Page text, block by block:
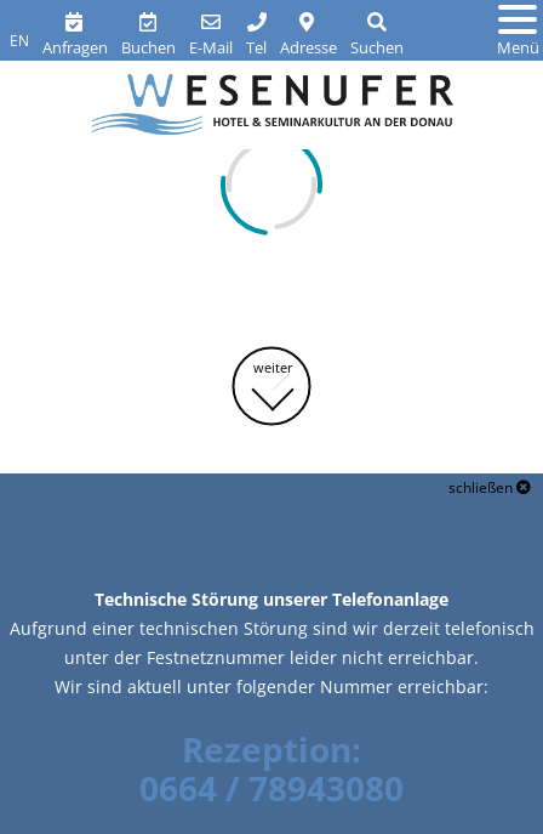
EN Anfragen Buchen E-Mail Tel Adresse Suchen Menü
weiter
schließen
Technische Störung unserer Telefonanlage
Aufgrund einer technischen Störung sind wir derzeit telefonisch
unter der Festnetznummer leider nicht erreichbar.
Wir sind aktuell unter folgender Nummer erreichbar:
Rezeption:
0664 / 78943080